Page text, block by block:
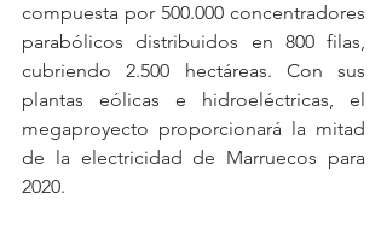
compuesta por 500.000 concentradores
parabólicos distribuidos en 800 filas,
cubriendo 2.500 hectáreas. Con sus
plantas eólicas e hidroeléctricas, el
megaproyecto proporcionará la mitad
de la electricidad de Marruecos para
2020.